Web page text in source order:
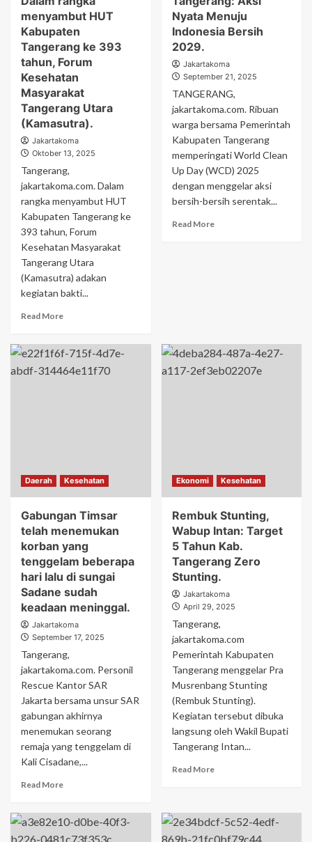
menyambut HUT
Kabupaten
Tangerang ke 393
tahun, Forum
Kesehatan
Masyarakat
Tangerang Utara
(Kamasutra).
Jakartakoma
Oktober 13, 2025
Tangerang,
jakartakoma.com. Dalam
rangka menyambut HUT
Kabupaten Tangerang ke
393 tahun, Forum
Kesehatan Masyarakat
Tangerang Utara
(Kamasutra) adakan
kegiatan bakti...
Read More
Nyata Menuju
Indonesia Bersih
2029.
Jakartakoma
September 21, 2025
TANGERANG,
jakartakoma.com. Ribuan
warga bersama Pemerintah
Kabupaten Tangerang
memperingati World Clean
Up Day (WCD) 2025
dengan menggelar aksi
bersih-bersih serentak...
Read More
Daerah Kesehatan
Gabungan Timsar
telah menemukan
korban yang
tenggelam beberapa
hari lalu di sungai
Sadane sudah
keadaan meninggal.
Jakartakoma
September 17, 2025
Tangerang,
jakartakoma.com. Personil
Rescue Kantor SAR
Jakarta bersama unsur SAR
gabungan akhirnya
menemukan seorang
remaja yang tenggelam di
Kali Cisadane,...
Read More
Ekonomi Kesehatan
Rembuk Stunting,
Wabup Intan: Target
5 Tahun Kab.
Tangerang Zero
Stunting.
Jakartakoma
April 29, 2025
Tangerang,
jakartakoma.com
Pemerintah Kabupaten
Tangerang menggelar Pra
Musrenbang Stunting
(Rembuk Stunting).
Kegiatan tersebut dibuka
langsung oleh Wakil Bupati
Tangerang Intan...
Read More